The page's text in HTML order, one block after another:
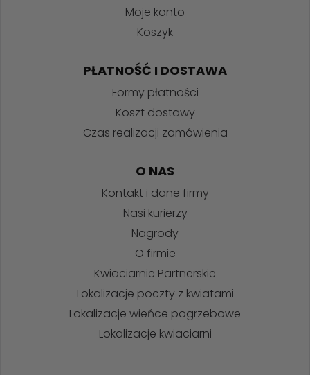
Moje konto
Koszyk
PŁATNOŚĆ I DOSTAWA
Formy płatności
Koszt dostawy
Czas realizacji zamówienia
O NAS
Kontakt i dane firmy
Nasi kurierzy
Nagrody
O firmie
Kwiaciarnie Partnerskie
Lokalizacje poczty z kwiatami
Lokalizacje wieńce pogrzebowe
Lokalizacje kwiaciarni